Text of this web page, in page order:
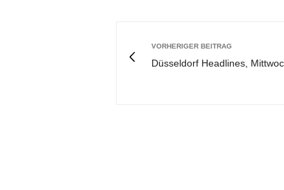
VORHERIGER BEITRAG
Düsseldorf Headlines,